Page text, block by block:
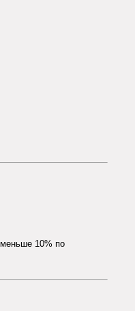
меньше 10% по